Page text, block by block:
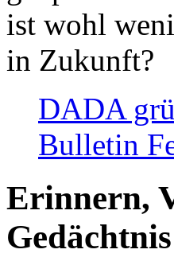
ist wohl
in Zukunft?
DADA
Bulletin
Erinnern,